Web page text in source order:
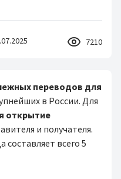
7210
переводов для
в России. Для
открытие
и получателя.
составляет всего 5